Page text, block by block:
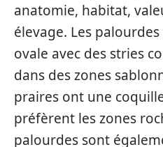
anatomie, habitat,
élevage. Les
ovale avec des stries
dans des zones
praires ont une
préfèrent les zones
palourdes sont